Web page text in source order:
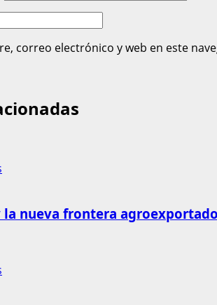
correo electrónico y web en este
la nueva frontera